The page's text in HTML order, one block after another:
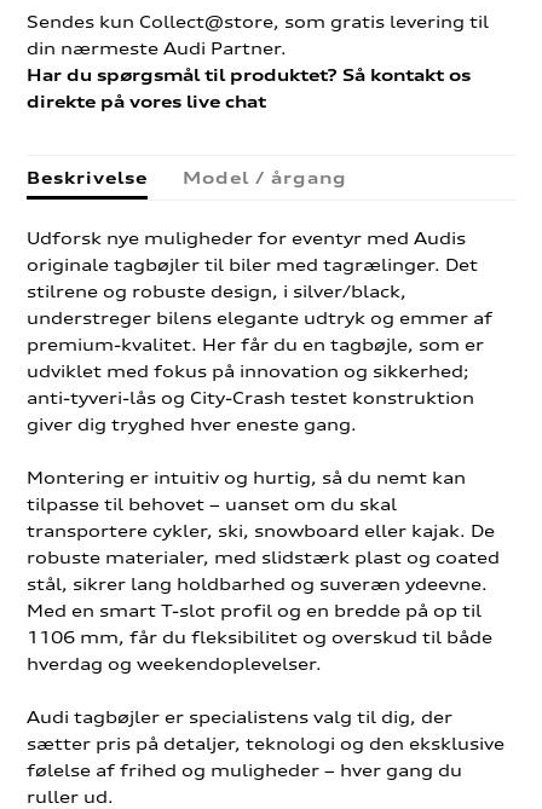
Sendes kun Collect@store, som gratis levering til
din nærmeste Audi Partner.
Har du spørgsmål til produktet? Så kontakt os
direkte på vores live chat
Beskrivelse Model / årgang
Udforsk nye muligheder for eventyr med Audis
originale tagbøjler til biler med tagrælinger. Det
stilrene og robuste design, i silver/black,
understreger bilens elegante udtryk og emmer af
premium-kvalitet. Her får du en tagbøjle, som er
udviklet med fokus på innovation og sikkerhed;
anti-tyveri-lås og City-Crash testet konstruktion
giver dig tryghed hver eneste gang.
Montering er intuitiv og hurtig, så du nemt kan
tilpasse til behovet – uanset om du skal
transportere cykler, ski, snowboard eller kajak. De
robuste materialer, med slidstærk plast og coated
stål, sikrer lang holdbarhed og suveræn ydeevne.
Med en smart T-slot profil og en bredde på op til
1106 mm, får du fleksibilitet og overskud til både
hverdag og weekendoplevelser.
Audi tagbøjler er specialistens valg til dig, der
sætter pris på detaljer, teknologi og den eksklusive
følelse af frihed og muligheder – hver gang du
ruller ud.